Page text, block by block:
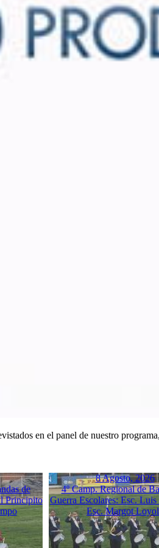
en el panel de nuestro
de
Principito
8 Agosto, 2026
4º Camp. Regional de
Guerra Escolares: Esc.
Esc. Margot